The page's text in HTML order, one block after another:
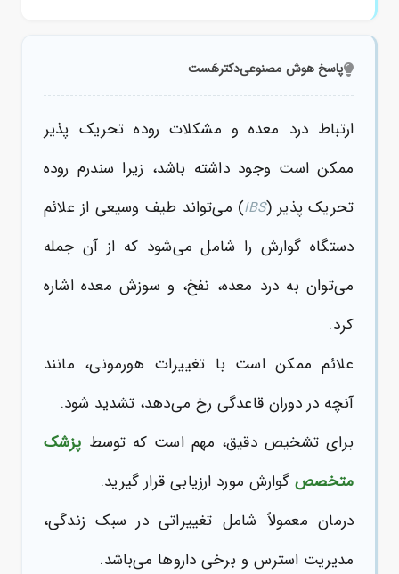
پاسخ هوش مصنوعیدکترهَست
ارتباط درد معده و مشکلات روده تحریک پذیر
ممکن است وجود داشته باشد، زیرا سندرم روده
تحریک پذیر (IBS) می‌تواند طیف وسیعی از علائم
دستگاه گوارش را شامل می‌شود که از آن جمله
می‌توان به درد معده، نفخ، و سوزش معده اشاره
کرد.
علائم ممکن است با تغییرات هورمونی، مانند
آنچه در دوران قاعدگی رخ می‌دهد، تشدید شود.
برای تشخیص دقیق، مهم است که توسط پزشک
متخصصگوارش مورد ارزیابی قرار گیرید.
درمان معمولاً شامل تغییراتی در سبک زندگی،
مدیریت استرس و برخی داروها می‌باشد.